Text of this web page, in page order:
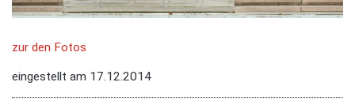
zur den Fotos
eingestellt am 17.12.2014